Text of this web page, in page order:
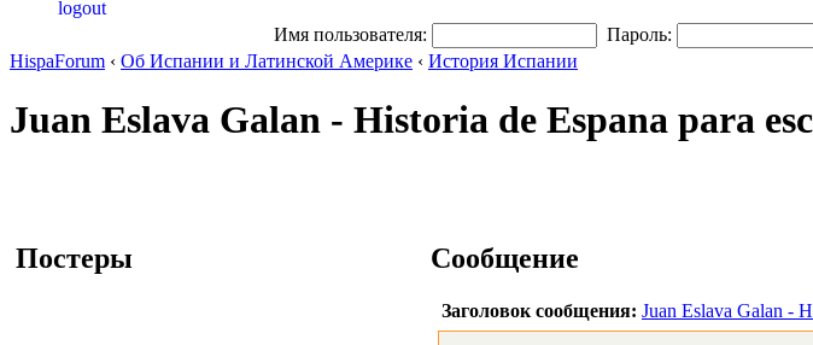
Имя пользователя: Пароль:
HispaForum ‹ Об Испании и Латинской Америке ‹ История Испании
Juan Eslava Galan - Historia de Espana para
Постеры Сообщение
Заголовок сообщения: Juan Eslava Galan -